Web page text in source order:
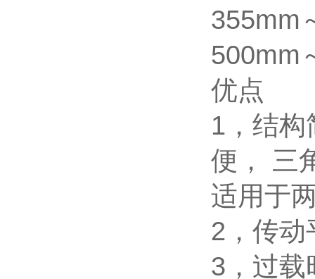
355mm
500mm
优点
1，结
便， 三
适用于
2，传动
3，过载